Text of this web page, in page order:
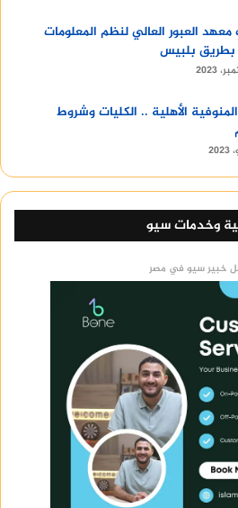
العبور العالي لنظم المعلومات
بطريق بلبيس
الأهلية .. الكليات وشروط
وخدمات سيو
خبير سيو في مصر